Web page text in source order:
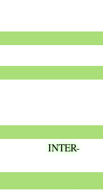
INTER-